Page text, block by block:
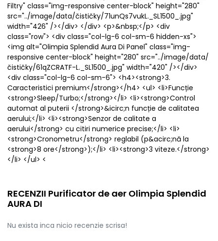
Filtry" class="img-responsive center-block" height="280"
src="../image/data/čističky/71unQs7vukL._SL1500_.jpg"
width="426" /></div> </div> <p>&nbsp;</p> <div
class="row"> <div class="col-lg-6 col-sm-6 hidden-xs">
<img alt="Olimpia Splendid Aura Di Panel" class="img-
responsive center-block" height="280" src="../image/data/
čističky/61qZCRATF-L._SL1500_.jpg" width="420" /></div>
<div class="col-lg-6 col-sm-6"> <h4><strong>3.
Caracteristici premium</strong></h4> <ul> <li>Funcție
<strong>Sleep/Turbo;</strong></li> <li><strong>Control
automat al puterii </strong>&icirc;n funcție de calitatea
aerului;</li> <li><strong>Senzor de calitate a
aerului</strong> cu citiri numerice precise;</li> <li>
<strong>Cronometru</strong> reglabil (p&acirc;nă la
<strong>8 ore</strong>);</li> <li><strong>3 viteze.</strong>
</li> </ul> <
RECENZII Purificator de aer Olimpia Splendid
AURA DI
Nu exista inca nicio recenzie scrisa!